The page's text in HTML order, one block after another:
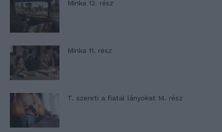
Minka 12. rész
Minka 11. rész
T. szereti a fiatal lányokat 14. rész